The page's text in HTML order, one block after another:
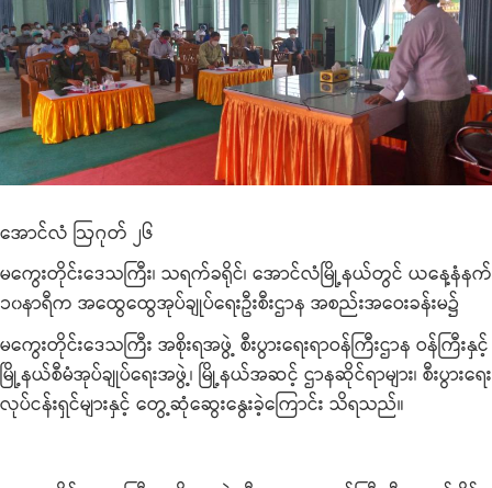
အောင်လံ ဩဂုတ် ၂၆
မကွေးတိုင်းဒေသကြီး၊ သရက်ခရိုင်၊ အောင်လံမြို့နယ်တွင် ယနေ့နံနက်
၁၀နာရီက အထွေထွေအုပ်ချုပ်ရေးဦးစီးဌာန အစည်းအဝေးခန်းမ၌
မကွေးတိုင်းဒေသကြီး အစိုးရအဖွဲ့ စီးပွားရေးရာဝန်ကြီးဌာန ဝန်ကြီးနှင့်
မြို့နယ်စီမံအုပ်ချုပ်ရေးအဖွဲ့၊ မြို့နယ်အဆင့် ဌာနဆိုင်ရာများ၊ စီးပွားရေး
လုပ်ငန်းရှင်များနှင့် တွေ့ဆုံဆွေးနွေးခဲ့ကြောင်း သိရသည်။